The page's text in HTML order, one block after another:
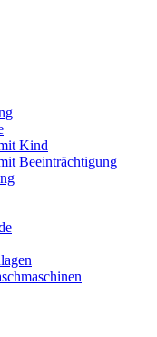
Kind
Beeinträchtigung